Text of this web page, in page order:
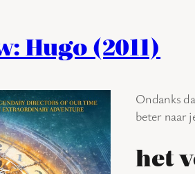
Hugo (2011)
Ondanks
beter naar
het